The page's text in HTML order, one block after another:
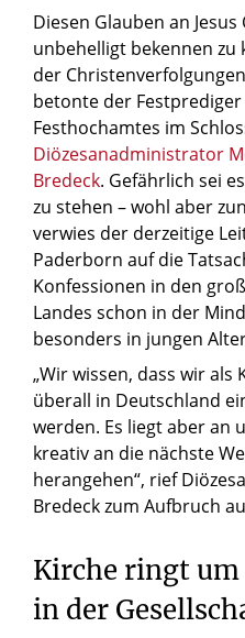
Diesen Glauben an
unbehelligt bekennen zu
der
betonte der
Festhochamtes im
Diözesanadministrator
Bredeck. Gefährlich sei
zu stehen – wohl aber
verwies der derzeitige
Paderborn auf die
Konfessionen in den
Landes schon in der
besonders in jungen
„Wir wissen, dass wir als
überall in Deutschland
werden. Es liegt aber an
kreativ an die nächste
herangehen“, rief
Bredeck zum Aufbruch
Kirche ringt
in der